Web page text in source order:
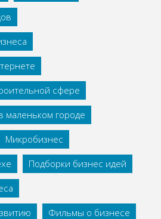
сфере
маленьком городе
Микробизнес
Подборки бизнес идей
Фильмы о бизнесе